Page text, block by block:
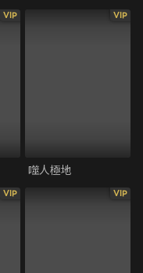
VIP VIP
噬人極地
VIP VIP